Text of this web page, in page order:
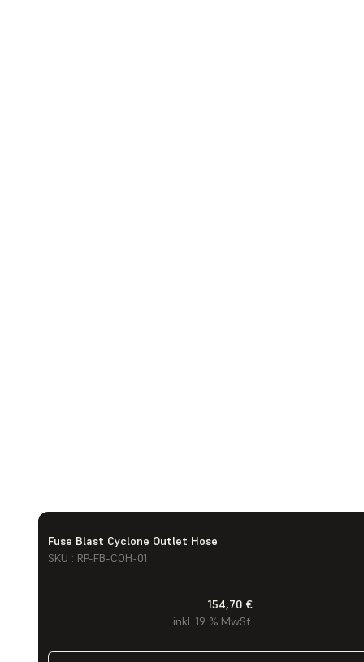
Fuse Blast Cyclone Outlet Hose
SKU : RP-FB-COH-01
154,70 €
inkl. 19 % MwSt.